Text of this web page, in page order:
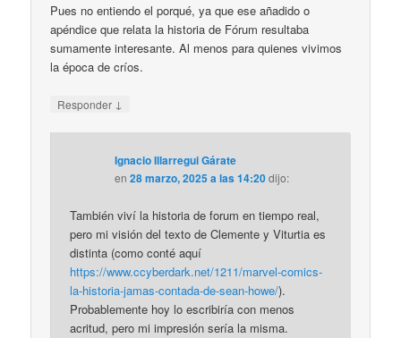
Pues no entiendo el porqué, ya que ese añadido o
apéndice que relata la historia de Fórum resultaba
sumamente interesante. Al menos para quienes vivimos
la época de críos.
Responder ↓
Ignacio Illarregui Gárate
en28 marzo, 2025 a las 14:20dijo:
También viví la historia de forum en tiempo real,
pero mi visión del texto de Clemente y Viturtia es
distinta (como conté aquí
https://www.ccyberdark.net/1211/marvel-comics-
la-historia-jamas-contada-de-sean-howe/).
Probablemente hoy lo escribiría con menos
acritud, pero mi impresión sería la misma.